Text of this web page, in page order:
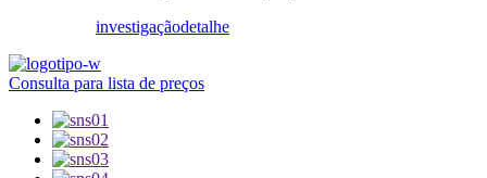
investigaçãodetalhe
Consulta para lista de preços